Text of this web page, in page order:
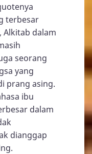
terbesar
Alkitab dalam
seorang
yang
prang asing.
ibu
dalam
dianggap